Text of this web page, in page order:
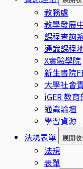
教務處
教學發展
課程查詢
通識課程
X實驗學院
新生書院
大學社會
iGER 教
通識論壇
學習資源
法規表單
展開
法規
表單